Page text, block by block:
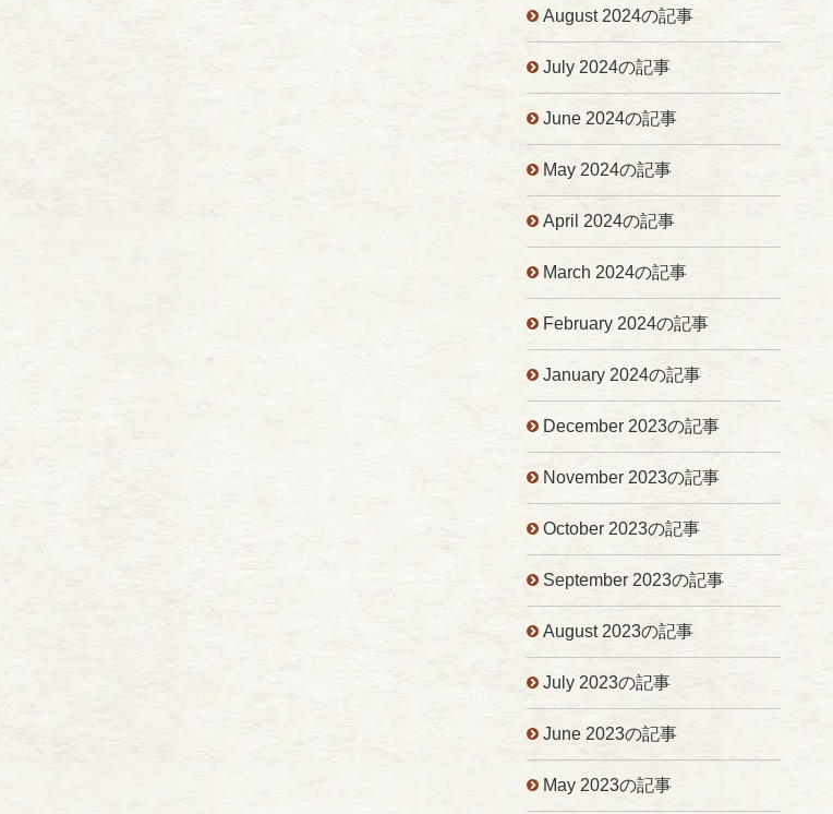
August 2024の記事
July 2024の記事
June 2024の記事
May 2024の記事
April 2024の記事
March 2024の記事
February 2024の記事
January 2024の記事
December 2023の記事
November 2023の記事
October 2023の記事
September 2023の記事
August 2023の記事
July 2023の記事
June 2023の記事
May 2023の記事